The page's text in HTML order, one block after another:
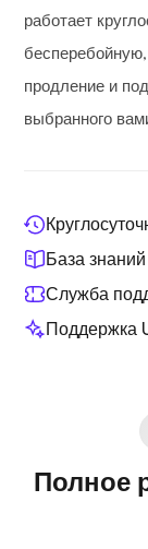
работает
продление и
выбранного
База знаний
Служба
Поддержка
Полное